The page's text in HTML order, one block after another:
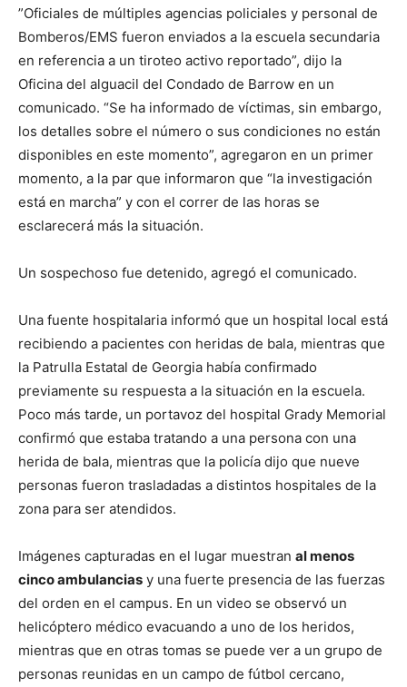
”Oficiales de múltiples agencias policiales y personal de
Bomberos/EMS fueron enviados a la escuela secundaria
en referencia a un tiroteo activo reportado”, dijo la
Oficina del alguacil del Condado de Barrow en un
comunicado. “Se ha informado de víctimas, sin embargo,
los detalles sobre el número o sus condiciones no están
disponibles en este momento”, agregaron en un primer
momento, a la par que informaron que “la investigación
está en marcha” y con el correr de las horas se
esclarecerá más la situación.
Un sospechoso fue detenido, agregó el comunicado.
Una fuente hospitalaria informó que un hospital local está
recibiendo a pacientes con heridas de bala, mientras que
la Patrulla Estatal de Georgia había confirmado
previamente su respuesta a la situación en la escuela.
Poco más tarde, un portavoz del hospital Grady Memorial
confirmó que estaba tratando a una persona con una
herida de bala, mientras que la policía dijo que nueve
personas fueron trasladadas a distintos hospitales de la
zona para ser atendidos.
Imágenes capturadas en el lugar muestran al menos
cinco ambulancias y una fuerte presencia de las fuerzas
del orden en el campus. En un video se observó un
helicóptero médico evacuando a uno de los heridos,
mientras que en otras tomas se puede ver a un grupo de
personas reunidas en un campo de fútbol cercano,